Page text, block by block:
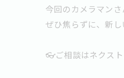
今回のカメラマンさ
ぜひ焦らずに、新
👓ご相談はネクス